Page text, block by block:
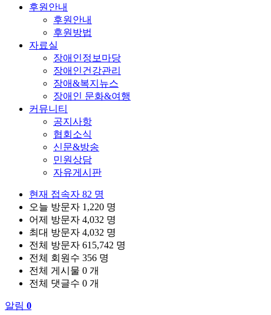
후원안내
후원안내
후원방법
자료실
장애인정보마당
장애인건강관리
장애&복지뉴스
장애인 문화&여행
커뮤니티
공지사항
협회소식
신문&방송
민원상담
자유게시판
현재 접속자 82 명
오늘 방문자 1,220 명
어제 방문자 4,032 명
최대 방문자 4,032 명
전체 방문자 615,742 명
전체 회원수 356 명
전체 게시물 0 개
전체 댓글수 0 개
알림 0